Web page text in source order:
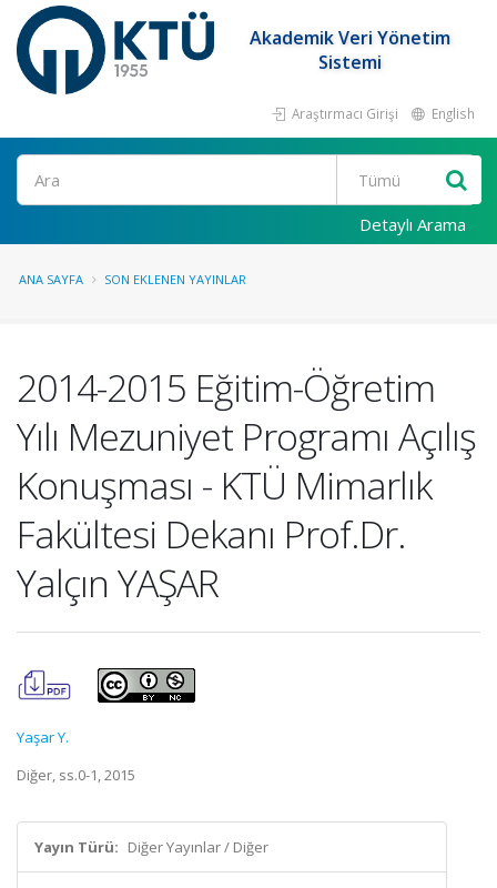
Akademik Veri Yönetim
Sistemi
Araştırmacı Girişi English
Ara
Detaylı Arama
ANA SAYFA SON EKLENEN YAYINLAR
2014-2015 Eğitim-Öğretim
Yılı Mezuniyet Programı Açılış
Konuşması - KTÜ Mimarlık
Fakültesi Dekanı Prof.Dr.
Yalçın YAŞAR
Yaşar Y.
Diğer, ss.0-1, 2015
Yayın Türü: Diğer Yayınlar / Diğer